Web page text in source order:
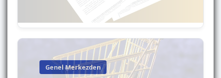
Genel Merkezden